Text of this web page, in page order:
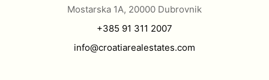
Mostarska 1A, 20000 Dubrovnik
+385 91 311 2007
info@croatiarealestates.com